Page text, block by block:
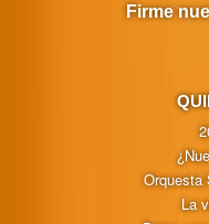
Orquesta
La
Firme